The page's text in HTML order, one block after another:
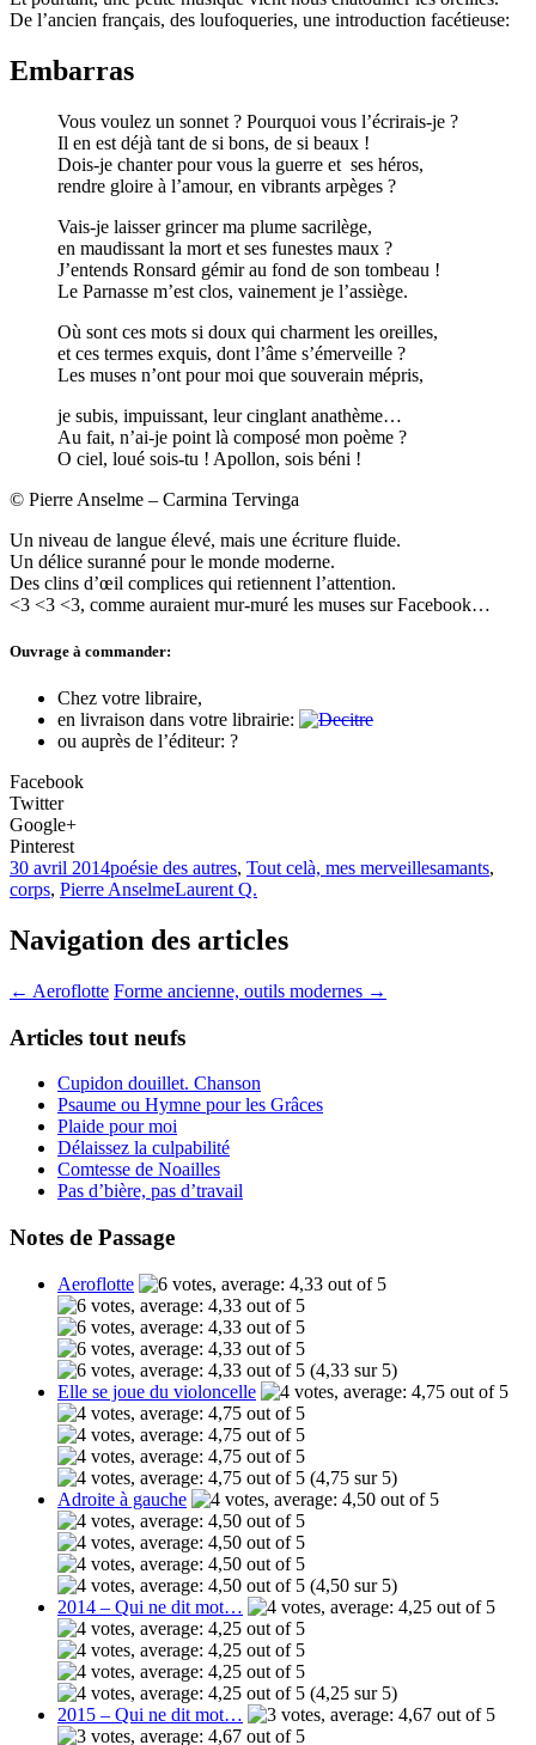
De l’ancien français, des loufoqueries, une introduction facétieuse:
Embarras
Vous voulez un sonnet ? Pourquoi vous l’écrirais-je ?
Il en est déjà tant de si bons, de si beaux !
Dois-je chanter pour vous la guerre et ses héros,
rendre gloire à l’amour, en vibrants arpèges ?
Vais-je laisser grincer ma plume sacrilège,
en maudissant la mort et ses funestes maux ?
J’entends Ronsard gémir au fond de son tombeau !
Le Parnasse m’est clos, vainement je l’assiège.
Où sont ces mots si doux qui charment les oreilles,
et ces termes exquis, dont l’âme s’émerveille ?
Les muses n’ont pour moi que souverain mépris,
je subis, impuissant, leur cinglant anathème…
Au fait, n’ai-je point là composé mon poème ?
O ciel, loué sois-tu ! Apollon, sois béni !
© Pierre Anselme – Carmina Tervinga
Un niveau de langue élevé, mais une écriture fluide.
Un délice suranné pour le monde moderne.
Des clins d’œil complices qui retiennent l’attention.
<3 <3 <3, comme auraient mur-muré les muses sur Facebook…
Ouvrage à commander:
Chez votre libraire,
en livraison dans votre librairie:
ou auprès de l’éditeur: ?
Facebook
Twitter
Google+
Pinterest
30 avril 2014poésie des autres, Tout celà, mes merveillesamants,
corps, Pierre AnselmeLaurent Q.
Navigation des articles
← Aeroflotte Forme ancienne, outils modernes →
Articles tout neufs
Cupidon douillet. Chanson
Psaume ou Hymne pour les Grâces
Plaide pour moi
Délaissez la culpabilité
Comtesse de Noailles
Pas d’bière, pas d’travail
Notes de Passage
Aeroflotte
(4,33 sur 5)
Elle se joue du violoncelle
(4,75 sur 5)
Adroite à gauche
(4,50 sur 5)
2014 – Qui ne dit mot…
(4,25 sur 5)
2015 – Qui ne dit mot…